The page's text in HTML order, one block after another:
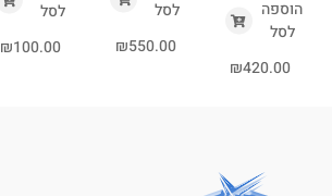
הוספה
לסל
₪420.00
לסל
₪550.00
לסל
₪100.00